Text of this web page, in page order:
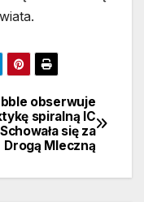
obserwuje
spiralną IC
się za
Drogą Mleczną